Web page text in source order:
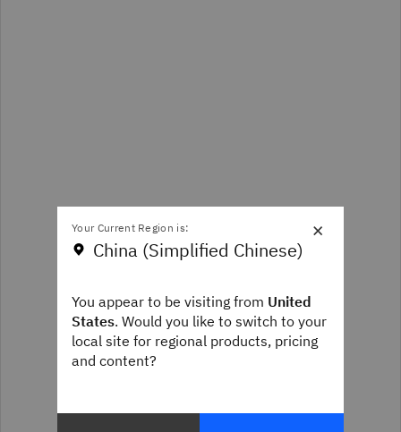
×
Your Current Region is:
China (Simplified Chinese)
You appear to be visiting from United
States. Would you like to switch to your
local site for regional products, pricing
and content?